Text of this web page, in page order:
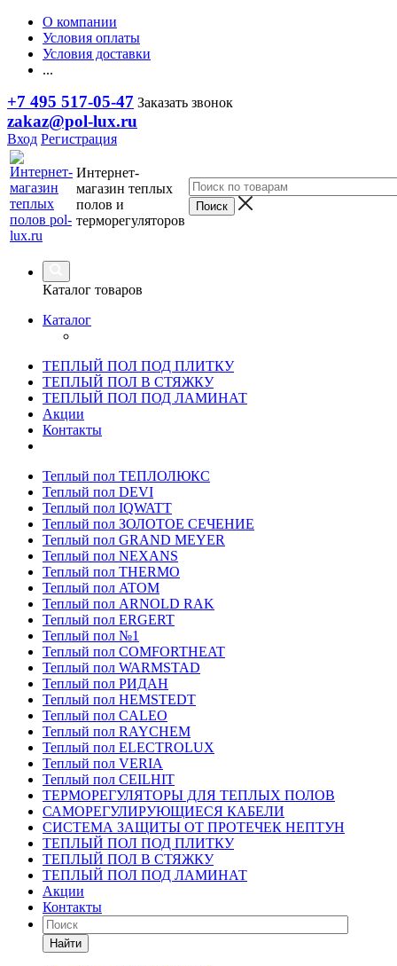
О компании
Условия оплаты
Условия доставки
...
+7 495 517-05-47 Заказать звонок
zakaz@pol-lux.ru
Вход Регистрация
Интернет-
магазин теплых
полов и
терморегуляторов
Каталог товаров
Каталог
ТЕПЛЫЙ ПОЛ ПОД ПЛИТКУ
ТЕПЛЫЙ ПОЛ В СТЯЖКУ
ТЕПЛЫЙ ПОЛ ПОД ЛАМИНАТ
Акции
Контакты
Теплый пол ТЕПЛОЛЮКС
Теплый пол DEVI
Теплый пол IQWATT
Теплый пол ЗОЛОТОЕ СЕЧЕНИЕ
Теплый пол GRAND MEYER
Теплый пол NEXANS
Теплый пол THERMO
Теплый пол ATOM
Теплый пол ARNOLD RAK
Теплый пол ERGERT
Теплый пол №1
Теплый пол COMFORTHEAT
Теплый пол WARMSTAD
Теплый пол РИДАН
Теплый пол HEMSTEDT
Теплый пол CALEO
Теплый пол RAYCHEM
Теплый пол ELECTROLUX
Теплый пол VERIA
Теплый пол CEILHIT
ТЕРМОРЕГУЛЯТОРЫ ДЛЯ ТЕПЛЫХ ПОЛОВ
САМОРЕГУЛИРУЮЩИЕСЯ КАБЕЛИ
СИСТЕМА ЗАЩИТЫ ОТ ПРОТЕЧЕК НЕПТУН
ТЕПЛЫЙ ПОЛ ПОД ПЛИТКУ
ТЕПЛЫЙ ПОЛ В СТЯЖКУ
ТЕПЛЫЙ ПОЛ ПОД ЛАМИНАТ
Акции
Контакты
Найти